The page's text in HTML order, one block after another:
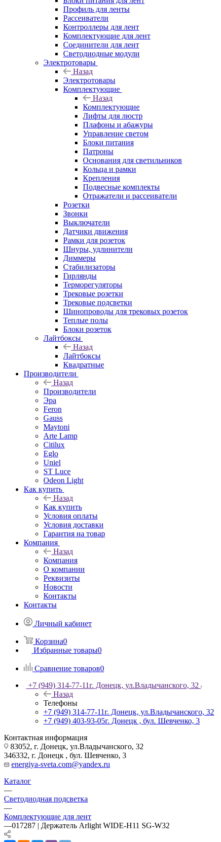
Профиль для ленты
Рассеиватели
Контроллеры для лент
Комплектующие для лент
Соединители для лент
Светодиодные модули
Электротовары
Назад
Электротовары
Комплектующие
Назад
Комплектующие
Лифты для люстр
Плафоны и абажуры
Управление светом
Блоки питания
Патроны
Основания для светильников
Кольца и рамки
Крепления
Подвесные комплекты
Отражатели и рассеиватели
Розетки
Звонки
Выключатели
Датчики движения
Рамки для розеток
Шнуры, удлинители
Диммеры
Стабилизаторы
Гирлянды
Терморегуляторы
Трековые розетки
Трековые подсветки
Шинопроводы для трековых розеток
Теплые полы
Блоки розеток
Лайтбоксы
Назад
Лайтбоксы
Квадратные
Производители
Назад
Производители
Эра
Feron
Gauss
Maytoni
Arte Lamp
Citilux
Eglo
Uniel
ST Luce
Odeon Light
Как купить
Назад
Как купить
Условия оплаты
Условия доставки
Гарантия на товар
Компания
Назад
Компания
О компании
Реквизиты
Новости
Контакты
Контакты
Личный кабинет
Корзина0
Избранные товары0
Сравнение товаров0
+7 (949) 314-77-11г. Донецк, ул.Владычанского, 32
Назад
Телефоны
+7 (949) 314-77-11г. Донецк, ул.Владычанского, 32
+7 (949) 403-93-05г. Донецк , бул. Шевченко, 3
Контактная информация
83052, г. Донецк, ул.Владычанского, 32
346332, г. Донецк , бул. Шевченко, 3
energiya-sveta.com@yandex.ru
Каталог
—
Светодиодная подсветка
—
Комплектующие для лент
—017287 | Держатель Arlight WIDE-H11 SG-W32